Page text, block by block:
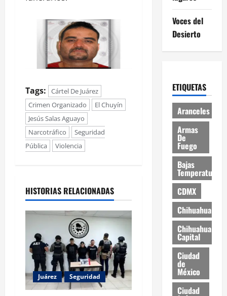
Tags:
Cártel De Juárez
Crimen Organizado
El Chuyín
Jesús Salas Aguayo
Narcotráfico
Seguridad
Pública
Violencia
HISTORIAS RELACIONADAS
Juárez Seguridad
Voces del
Desierto
ETIQUETAS
Aranceles
Armas
De
Fuego
Bajas
Temperaturas
CDMX
Chihuahua
Chihuahua
Capital
Ciudad
de
México
Ciudad